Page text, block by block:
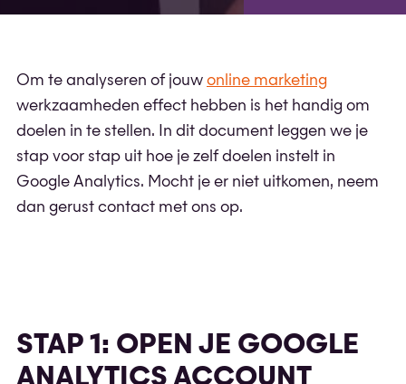
Om te analyseren of jouw online marketing
werkzaamheden effect hebben is het handig om
doelen in te stellen. In dit document leggen we je
stap voor stap uit hoe je zelf doelen instelt in
Google Analytics. Mocht je er niet uitkomen, neem
dan gerust contact met ons op.
STAP 1: OPEN JE GOOGLE
ANALYTICS ACCOUNT